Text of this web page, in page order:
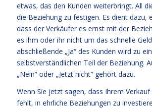
etwas, das den Kunden weiterbringt. All
die Beziehung zu festigen. Es dient dazu,
dass der Verkäufer es ernst mit der
es ihm oder ihr nicht um das schnelle
abschließende „Ja“ des Kunden wird zu
selbstverständlichen Teil der Beziehung.
„Nein“ oder „Jetzt nicht“ gehört dazu.
Wenn Sie jetzt sagen, dass Ihrem
fehlt, in ehrliche Beziehungen zu